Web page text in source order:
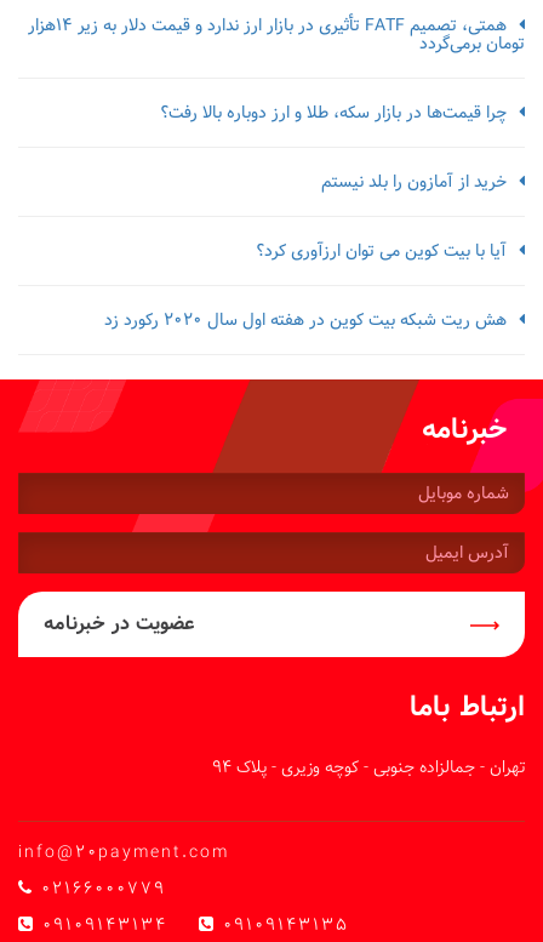
همتی، تصمیم FATF تأثیری در بازار ارز ندارد و قیمت دلار به زیر ۱۴هزار
تومان برمی‌گردد
چرا قیمت‌ها در بازار سکه، طلا و ارز دوباره بالا رفت؟
خرید از آمازون را بلد نیستم
آیا با بیت کوین می توان ارزآوری کرد؟
هش ریت شبکه بیت کوین در هفته اول سال 2020 رکورد زد
خبرنامه
شماره
موبایل:
آدرس
ایمیل:
عضویت در خبرنامه
ارتباط باما
تهران - جمالزاده جنوبی - کوچه وزیری - پلاک 94
info@20payment.com
02166000779
09109143134
09109143135